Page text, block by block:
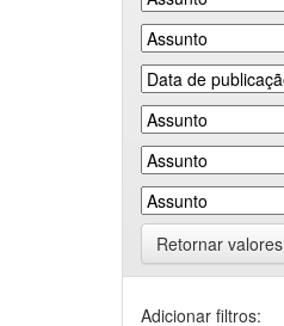
Retornar valores
Adicionar filtros: